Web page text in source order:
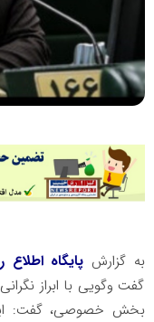
به گزارش پایگاه
گفت وگویی با ابراز